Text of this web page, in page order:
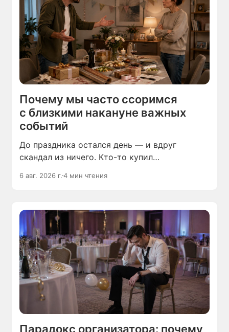
Почему мы часто ссоримся
с близкими накануне важных
событий
До праздника остался день — и вдруг
скандал из ничего. Кто-то купил
кто-то забыл сделать, что вы просили.
6 авг. 2026 г.4 мин чтения
Парадокс организатора: почему